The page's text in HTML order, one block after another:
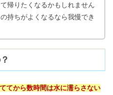
帰りたくなるかもしれません
持ちがよくなるなら我慢でき
てから数時間は水に濡らさない